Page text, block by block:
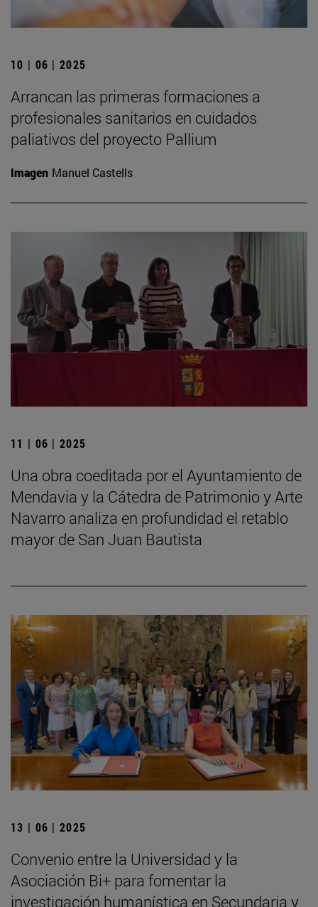
10 | 06 | 2025
Arrancan las primeras formaciones a
profesionales sanitarios en cuidados
paliativos del proyecto Pallium
Imagen Manuel Castells
11 | 06 | 2025
Una obra coeditada por el Ayuntamiento de
Mendavia y la Cátedra de Patrimonio y Arte
Navarro analiza en profundidad el retablo
mayor de San Juan Bautista
13 | 06 | 2025
Convenio entre la Universidad y la
Asociación Bi+ para fomentar la
investigación humanística en Secundaria y